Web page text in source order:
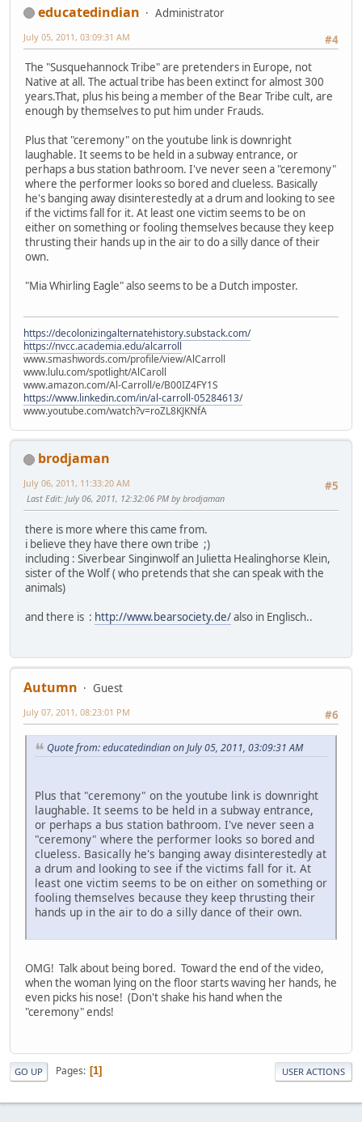
educatedindian
Administrator
#4
July 05, 2011, 03:09:31 AM
The "Susquehannock Tribe" are pretenders in Europe, not
Native at all. The actual tribe has been extinct for almost 300
years.That, plus his being a member of the Bear Tribe cult, are
enough by themselves to put him under Frauds.
Plus that "ceremony" on the youtube link is downright
laughable. It seems to be held in a subway entrance, or
perhaps a bus station bathroom. I've never seen a "ceremony"
where the performer looks so bored and clueless. Basically
he's banging away disinterestedly at a drum and looking to see
if the victims fall for it. At least one victim seems to be on
either on something or fooling themselves because they keep
thrusting their hands up in the air to do a silly dance of their
own.
"Mia Whirling Eagle" also seems to be a Dutch imposter.
https://decolonizingalternatehistory.substack.com/
https://nvcc.academia.edu/alcarroll
www.smashwords.com/profile/view/AlCarroll
www.lulu.com/spotlight/AlCaroll
www.amazon.com/Al-Carroll/e/B00IZ4FY1S
https://www.linkedin.com/in/al-carroll-05284613/
www.youtube.com/watch?v=roZL8KJKNfA
brodjaman
#5
July 06, 2011, 11:33:20 AM
Last Edit: July 06, 2011, 12:32:06 PM by brodjaman
there is more where this came from.
i believe they have there own tribe ;)
including : Siverbear Singinwolf an Julietta Healinghorse Klein,
sister of the Wolf ( who pretends that she can speak with the
animals)
and there is : http://www.bearsociety.de/also in Englisch..
Autumn
Guest
#6
July 07, 2011, 08:23:01 PM
Quote from: educatedindian on July 05, 2011, 03:09:31 AM
Plus that "ceremony" on the youtube link is downright
laughable. It seems to be held in a subway entrance,
or perhaps a bus station bathroom. I've never seen a
"ceremony" where the performer looks so bored and
clueless. Basically he's banging away disinterestedly at
a drum and looking to see if the victims fall for it. At
least one victim seems to be on either on something or
fooling themselves because they keep thrusting their
hands up in the air to do a silly dance of their own.
OMG! Talk about being bored. Toward the end of the video,
when the woman lying on the floor starts waving her hands, he
even picks his nose! (Don't shake his hand when the
"ceremony" ends!
GO UP Pages 1 USER ACTIONS